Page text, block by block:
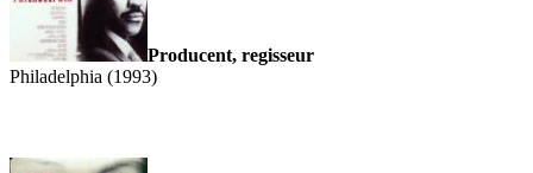
Producent, regisseur
Philadelphia (1993)